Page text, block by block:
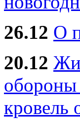
26.12 О
20.12
обороны
кровель